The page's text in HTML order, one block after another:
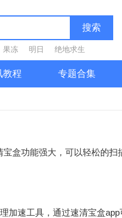
搜索
果冻 明日 绝地求生
教程 专题合集
功能强大，可以轻松的扫
速工具，通过速清宝盒app